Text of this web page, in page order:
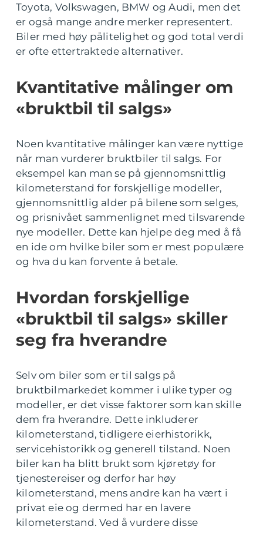
Toyota, Volkswagen, BMW og Audi, men det
er også mange andre merker representert.
Biler med høy pålitelighet og god total verdi
er ofte ettertraktede alternativer.
Kvantitative målinger om
«bruktbil til salgs»
Noen kvantitative målinger kan være nyttige
når man vurderer bruktbiler til salgs. For
eksempel kan man se på gjennomsnittlig
kilometerstand for forskjellige modeller,
gjennomsnittlig alder på bilene som selges,
og prisnivået sammenlignet med tilsvarende
nye modeller. Dette kan hjelpe deg med å få
en ide om hvilke biler som er mest populære
og hva du kan forvente å betale.
Hvordan forskjellige
«bruktbil til salgs» skiller
seg fra hverandre
Selv om biler som er til salgs på
bruktbilmarkedet kommer i ulike typer og
modeller, er det visse faktorer som kan skille
dem fra hverandre. Dette inkluderer
kilometerstand, tidligere eierhistorikk,
servicehistorikk og generell tilstand. Noen
biler kan ha blitt brukt som kjøretøy for
tjenestereiser og derfor har høy
kilometerstand, mens andre kan ha vært i
privat eie og dermed har en lavere
kilometerstand. Ved å vurdere disse